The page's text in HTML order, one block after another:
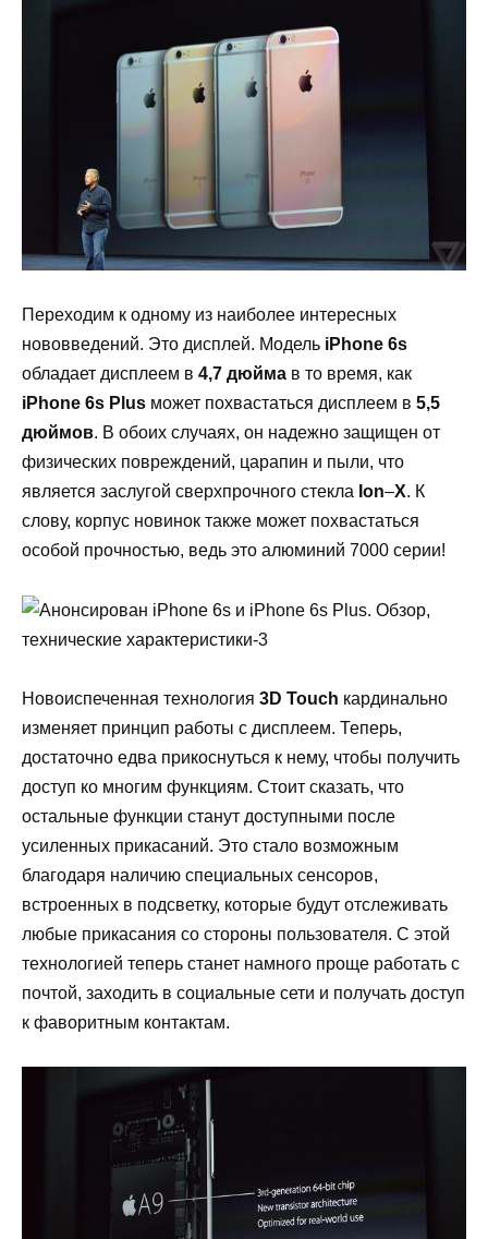
Переходим к одному из наиболее интересных
нововведений. Это дисплей. Модель iPhone 6s
обладает дисплеем в 4,7 дюйма в то время, как
iPhone 6s Plus может похвастаться дисплеем в 5,5
дюймов. В обоих случаях, он надежно защищен от
физических повреждений, царапин и пыли, что
является заслугой сверхпрочного стекла Ion–X. К
слову, корпус новинок также может похвастаться
особой прочностью, ведь это алюминий 7000 серии!
Новоиспеченная технология 3D Touch кардинально
изменяет принцип работы с дисплеем. Теперь,
достаточно едва прикоснуться к нему, чтобы получить
доступ ко многим функциям. Стоит сказать, что
остальные функции станут доступными после
усиленных прикасаний. Это стало возможным
благодаря наличию специальных сенсоров,
встроенных в подсветку, которые будут отслеживать
любые прикасания со стороны пользователя. С этой
технологией теперь станет намного проще работать с
почтой, заходить в социальные сети и получать доступ
к фаворитным контактам.